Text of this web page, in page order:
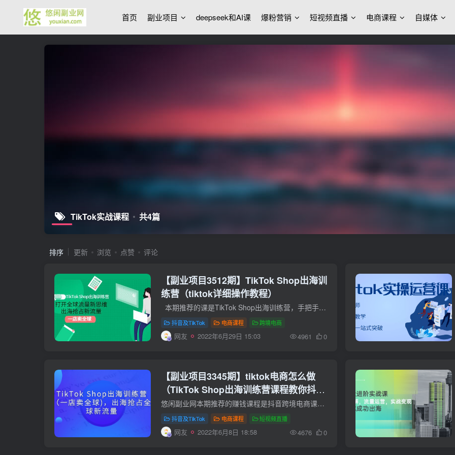
首页 副业项目 deepseek和AI课 爆粉营销 短视频直播 电商课程 自媒体
TikTok实战课程 共4篇
排序 更新 浏览 点赞 评论
【副业项目3512期】TikTok Shop出海训
练营（tiktok详细操作教程）
本期推荐的课是TikTok Shop出海训练营，手把手教你怎么玩转tiktok，出海抢占全球流量，一店卖全球。 以下是tiktok详细操作教程目录
抖音及TikTok 电商课程 跨境电商
网友 2022年6月29日 15:03 4961 0
【副业项目3345期】tiktok电商怎么做
（TikTok Shop出海训练营课程教你抖音
跨境电商怎么做）
悠闲副业网本期推荐的赚钱课程是抖音跨境电商课，tiktok是海外版的抖音，目前处于蓝海阶段，本套TikTok Shop出海训练营课程教你如何做tiktok跨境电商，抢占海外流量。 课程简介 打开全球流量新...
抖音及TikTok 电商课程 短视频直播
网友 2022年6月8日 18:58 4676 0